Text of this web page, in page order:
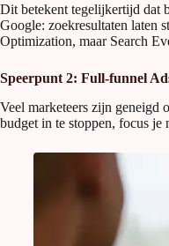
Dit betekent tegelijkertijd dat
Google: zoekresultaten laten
Optimization, maar Search
Speerpunt 2: Full-funnel
Veel marketeers zijn geneigd
budget in te stoppen, focus